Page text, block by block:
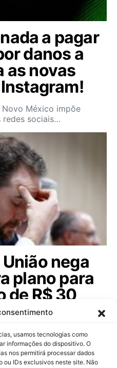
usamos tecnologias como
informações do dispositivo. O
nos permitirá processar dados
ou IDs exclusivos neste site. Não
a pagar
danos a
as novas
México impõe
redes sociais…
nega
plano para
de R$ 30
tudo!
do governo do DF
riscos…